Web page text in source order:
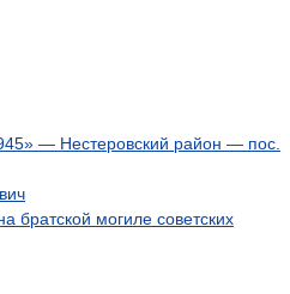
— Нестеровский район — пос.
братской могиле советских